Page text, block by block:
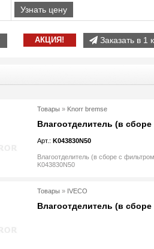
Узнать цену
АКЦИЯ! Заказать в 1
Товары » Knorr bremse
Влагоотделитель (в
Арт.: K043830N50
Влагоотделитель (в сборе с
K043830N50
Товары » IVECO
Влагоотделитель (в